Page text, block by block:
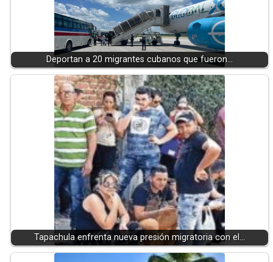
Deportan a 20 migrantes cubanos que fueron…
Tapachula enfrenta nueva presión migratoria con el…